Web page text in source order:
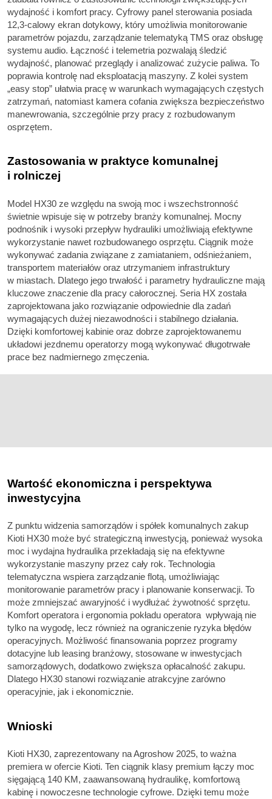
wydajność i komfort pracy. Cyfrowy panel sterowania posiada
12,3-calowy ekran dotykowy, który umożliwia monitorowanie
parametrów pojazdu, zarządzanie telematyką TMS oraz obsługę
systemu audio. Łączność i telemetria pozwalają śledzić
wydajność, planować przeglądy i analizować zużycie paliwa. To
poprawia kontrolę nad eksploatacją maszyny. Z kolei system
„easy stop” ułatwia pracę w warunkach wymagających częstych
zatrzymań, natomiast kamera cofania zwiększa bezpieczeństwo
manewrowania, szczególnie przy pracy z rozbudowanym
osprzętem.
Zastosowania w praktyce komunalnej
i rolniczej
Model HX30 ze względu na swoją moc i wszechstronność
świetnie wpisuje się w potrzeby branży komunalnej. Mocny
podnośnik i wysoki przepływ hydrauliki umożliwiają efektywne
wykorzystanie nawet rozbudowanego osprzętu. Ciągnik może
wykonywać zadania związane z zamiataniem, odśnieżaniem,
transportem materiałów oraz utrzymaniem infrastruktury
w miastach. Dlatego jego trwałość i parametry hydrauliczne mają
kluczowe znaczenie dla pracy całorocznej. Seria HX została
zaprojektowana jako rozwiązanie odpowiednie dla zadań
wymagających dużej niezawodności i stabilnego działania.
Dzięki komfortowej kabinie oraz dobrze zaprojektowanemu
układowi jezdnemu operatorzy mogą wykonywać długotrwałe
prace bez nadmiernego zmęczenia.
Wartość ekonomiczna i perspektywa
inwestycyjna
Z punktu widzenia samorządów i spółek komunalnych zakup
Kioti HX30 może być strategiczną inwestycją, ponieważ wysoka
moc i wydajna hydraulika przekładają się na efektywne
wykorzystanie maszyny przez cały rok. Technologia
telematyczna wspiera zarządzanie flotą, umożliwiając
monitorowanie parametrów pracy i planowanie konserwacji. To
może zmniejszać awaryjność i wydłużać żywotność sprzętu.
Komfort operatora i ergonomia pokładu operatora wpływają nie
tylko na wygodę, lecz również na ograniczenie ryzyka błędów
operacyjnych. Możliwość finansowania poprzez programy
dotacyjne lub leasing branżowy, stosowane w inwestycjach
samorządowych, dodatkowo zwiększa opłacalność zakupu.
Dlatego HX30 stanowi rozwiązanie atrakcyjne zarówno
operacyjnie, jak i ekonomicznie.
Wnioski
Kioti HX30, zaprezentowany na Agroshow 2025, to ważna
premiera w ofercie Kioti. Ten ciągnik klasy premium łączy moc
sięgającą 140 KM, zaawansowaną hydraulikę, komfortową
kabinę i nowoczesne technologie cyfrowe. Dzięki temu może